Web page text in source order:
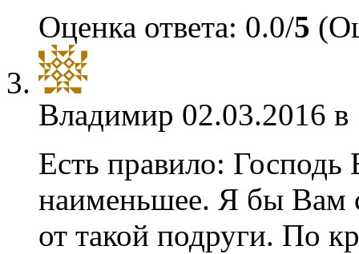
Оценка ответа: 0.0/5
Владимир 02.03.2016
Есть правило: Господь
наименьшее. Я бы Вам
от такой подруги. По